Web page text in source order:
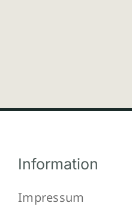
Information
Impressum